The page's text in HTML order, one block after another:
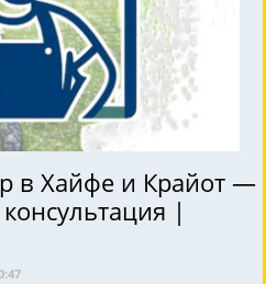
в Хайфе и Крайот —
|